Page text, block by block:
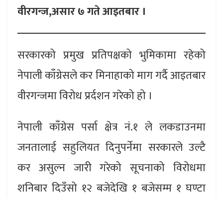
वीरगन्ज,असार ७ गते आइतबार ।
सरकारको प्रमुख प्रतिपक्षको भुमिकामा रहेको
नेपाली काँग्रेसले कर मिनाहाको माग गर्दै आइतबार
वीरगन्जमा विरोध प्रर्दशन गरेको हो ।
नेपाली काँग्रेस पर्सा क्षेत्र नं.१ ले लकडाउनमा
जनतालाई सहुलियत दिनुपर्नेमा सरकारले उल्टै
कर असुल्न जारी गरेको सूचनाको विरोधमा
शनिबार दिउँसो १२ बजेदेखि १ बजेसम्म १ घण्टा